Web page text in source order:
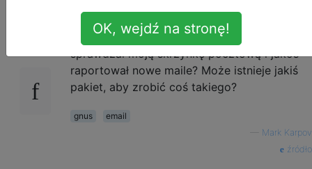
Używam GNUS do czytania moich e-maili.
Czy jest jakiś sposób, aby automatycznie
sprawdzał moją skrzynkę pocztową i jakoś
raportował nowe maile? Może istnieje jakiś
pakiet, aby zrobić coś takiego?
gnus
email
Mark Karpov
źródło
OK, wejdź na stronę!